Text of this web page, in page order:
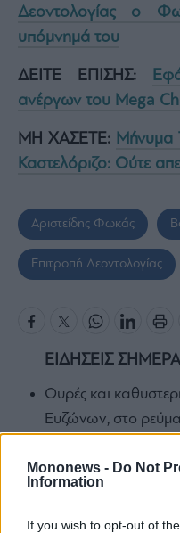
Mononews - Do Not
Information
If you wish to opt-out of
Buy-
Hold-
Sell
The
Value
Investor
Crypto
Χρηματιστηριακές
Ανακοινώσεις
Creative
Content
Branded
Reports
Branded
Calendar
Monocle
Media
Mononews100
Δεοντολογίας ο
υπόμνημά του
ΔΕΙΤΕ ΕΠΙΣΗΣ:
ανέργων του Mega
ΜΗ ΧΑΣΕΤΕ: Μήνυμα
Καστελόριζο: Ούτε
Αριστείδης Φωκάς
Επιτροπή Δεοντολογίας
ΕΙΔΗΣΕΙΣ ΣΗΜΕΡΑ
Ουρές και
Ευζώνων, στο
Χαμενεΐ – Οι φήμες
Έλληνες έχουν